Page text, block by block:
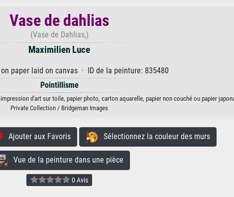
Vase de dahlias
(Vase de Dahlias,)
Maximilien Luce
paper laid on canvas · ID de la peinture: 835480
Pointillisme
d'art sur toile, papier photo, carton aquarelle, papier non couché ou papier
Private Collection / Bridgeman Images
Ajouter aux Favoris Sélectionnez la couleur des murs
Vue de la peinture dans une pièce
0 Avis